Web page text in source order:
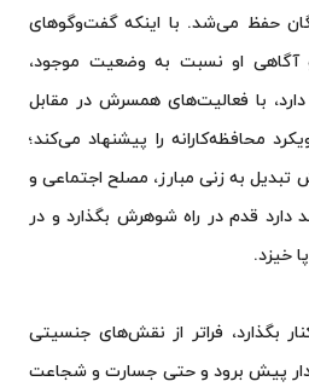
حفظ می‌شد. با اینکه گفت‌وگوهای
او نسبت به وضعیت موجود،
با فعالیت‌های همسرش در مقابل
محافظه‌کارانه را پیشنهاد می‌کند؛
به زنی مبارز، مصلح اجتماعی و
قدم در راه شوهرش بگذارد و در
خیزد.
بگذارد، فراتر از نقش‌های جنسیتی
پیش برود و حتی جسارت و شجاعت